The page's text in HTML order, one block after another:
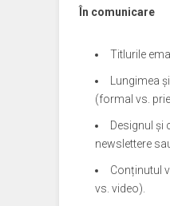
În comunicare
Titlurile
Lungimea
(formal vs.
Designul și
newslettere
Conținutul
vs. video).